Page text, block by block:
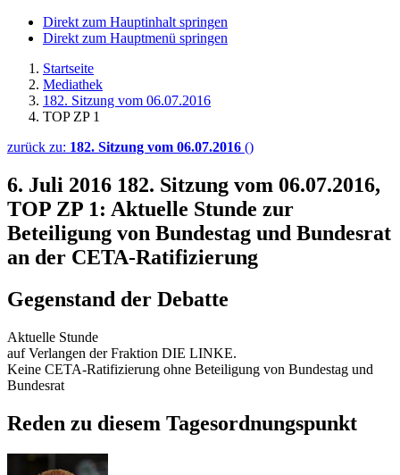
Direkt zum Hauptinhalt springen
Direkt zum Hauptmenü springen
Startseite
Mediathek
182. Sitzung vom 06.07.2016
TOP ZP 1
zurück zu: 182. Sitzung vom 06.07.2016 ()
6. Juli 2016 182. Sitzung vom 06.07.2016,
TOP ZP 1: Aktuelle Stunde zur
Beteiligung von Bundestag und Bundesrat
an der CETA-Ratifizierung
Gegenstand der Debatte
Aktuelle Stunde
auf Verlangen der Fraktion DIE LINKE.
Keine CETA-Ratifizierung ohne Beteiligung von Bundestag und
Bundesrat
Reden zu diesem Tagesordnungspunkt